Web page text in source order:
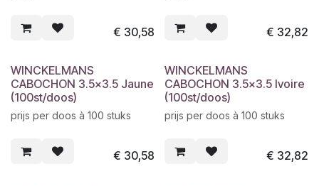
€ 30,58 € 32,82
WINCKELMANS
CABOCHON 3.5x3.5 Jaune
(100st/doos)
prijs per doos à 100 stuks
€ 30,58
WINCKELMANS
CABOCHON 3.5x3.5 Ivoire
(100st/doos)
prijs per doos à 100 stuks
€ 32,82